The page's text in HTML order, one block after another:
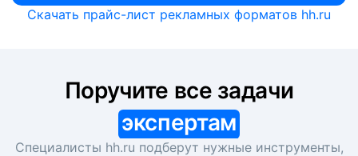
Скачать прайс-лист рекламных форматов hh.ru
экспертам
Специалисты hh.ru подберут нужные инструменты,